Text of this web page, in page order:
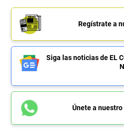
Regístrate a
Siga las noticias de EL
Únete a